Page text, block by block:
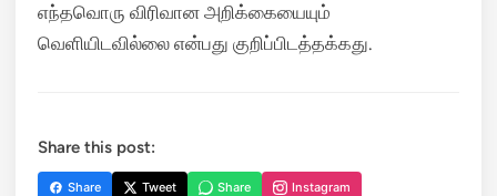
எந்தவொரு விரிவான அறிக்கையையும்
வெளியிடவில்லை என்பது குறிப்பிடத்தக்கது.
Share this post:
Share Tweet Share Instagram